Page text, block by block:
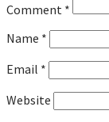
Comment *
Name *
Email *
Website